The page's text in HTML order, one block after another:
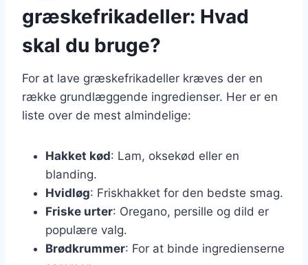
græskefrikadeller: Hvad
skal du bruge?
For at lave græskefrikadeller kræves der en
række grundlæggende ingredienser. Her er en
liste over de mest almindelige:
Hakket kød: Lam, oksekød eller en
blanding.
Hvidløg: Friskhakket for den bedste smag.
Friske urter: Oregano, persille og dild er
populære valg.
Brødkrummer: For at binde ingredienserne